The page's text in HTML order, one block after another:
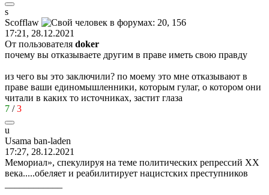
s
Scofflaw
17:21, 28.12.2021
От пользователя doker
почему вы отказываете другим в праве иметь свою правду
из чего вы это заключили? по моему это мне отказывают в
праве ваши единомышленники, которым гулаг, о котором они
читали в каких то источниках, застит глаза
7 /3
u
Usama ban-laden
17:27, 28.12.2021
Мемориал», спекулируя на теме политических репрессий XX
века.....обеляет и реабилитирует нацистских преступников